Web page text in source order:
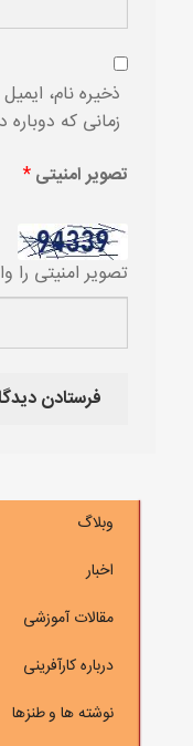
ذخیره نام،
زمانی که
تصویر امنیتی*
تصویر امنیتی را
وبلاگ
اخبار
مقالات آموزشی
درباره کارآفرینی
نوشته ها و طنزها